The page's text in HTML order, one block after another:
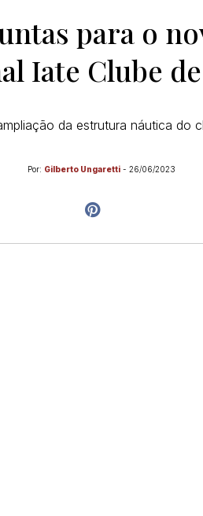
para o
Iate Clube
da estrutura náutica do
Por: Gilberto Ungaretti - 26/06/2023